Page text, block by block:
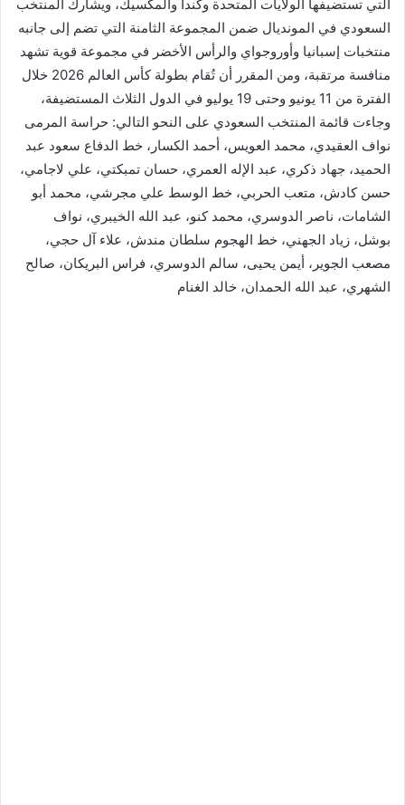
التي تستضيفها الولايات المتحدة وكندا والمكسيك، ويشارك المنتخب
السعودي في المونديال ضمن المجموعة الثامنة التي تضم إلى جانبه
منتخبات إسبانيا وأوروجواي والرأس الأخضر في مجموعة قوية تشهد
منافسة مرتقبة، ومن المقرر أن تُقام بطولة كأس العالم 2026 خلال
الفترة من 11 يونيو وحتى 19 يوليو في الدول الثلاث المستضيفة،
وجاءت قائمة المنتخب السعودي على النحو التالي: حراسة المرمى
نواف العقيدي، محمد العويس، أحمد الكسار، خط الدفاع سعود عبد
الحميد، جهاد ذكري، عبد الإله العمري، حسان تمبكتي، علي لاجامي،
حسن كادش، متعب الحربي، خط الوسط علي مجرشي، محمد أبو
الشامات، ناصر الدوسري، محمد كنو، عبد الله الخيبري، نواف
بوشل، زياد الجهني، خط الهجوم سلطان مندش، علاء آل حجي،
مصعب الجوير، أيمن يحيى، سالم الدوسري، فراس البريكان، صالح
الشهري، عبد الله الحمدان، خالد الغنام